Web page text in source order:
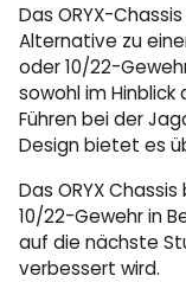
Das ORYX-
Alternative zu
oder 10/22-
sowohl im
Führen bei der
Design bietet es
Das ORYX
10/22-Gewehr in
auf die nächste
verbessert wird.